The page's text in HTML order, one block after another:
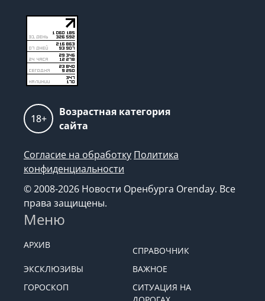
18+
Возрастная категория
сайта
Согласие на обработку Политика
конфиденциальности
© 2008-2026 Новости Оренбурга Orenday. Все
права защищены.
Меню
АРХИВ
СПРАВОЧНИК
ЭКСКЛЮЗИВЫ
ВАЖНОЕ
ГОРОСКОП
СИТУАЦИЯ НА